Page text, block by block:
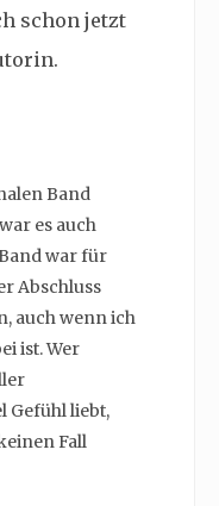
schon jetzt
Band
es auch
war für
Abschluss
auch wenn ich
ist. Wer
Gefühl liebt,
Fall